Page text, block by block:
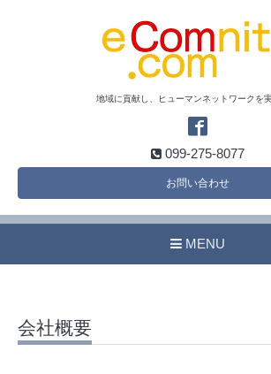
地域に貢献し、ヒューマンネットワークを
099-275-8077
お問い合わせ
MENU
会社概要